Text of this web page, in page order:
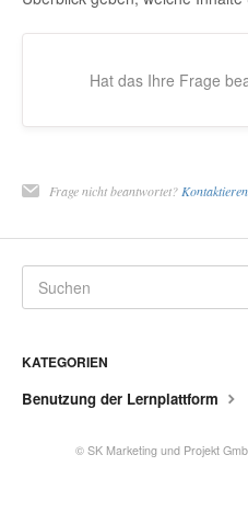
Hat das Ihre Frage
Frage nicht beantwortet?
KATEGORIEN
Benutzung der Lernplattform
© SK Marketing und Projekt